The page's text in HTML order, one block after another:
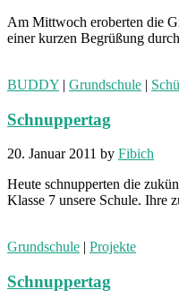
Am Mittwoch eroberten die
einer kurzen Begrüßung
BUDDY | Grundschule |
Schnuppertag
20. Januar 2011 by Fibich
Heute schnupperten die
Klasse 7 unsere Schule. Ihre
Grundschule | Projekte
Schnuppertag